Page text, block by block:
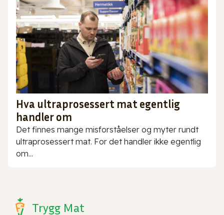
Hva ultraprosessert mat egentlig
handler om
Det finnes mange misforståelser og myter rundt
ultraprosessert mat. For det handler ikke egentlig
om...
Trygg Mat